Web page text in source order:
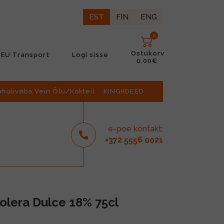
EST FIN ENG
EU Transport Logi sisse
0
Ostukorv
0.00€
Vein Õlu/Kokteil KINGIIDEED
e-poe kontakt:
+372 5556 0021
Dulce 18% 75cl